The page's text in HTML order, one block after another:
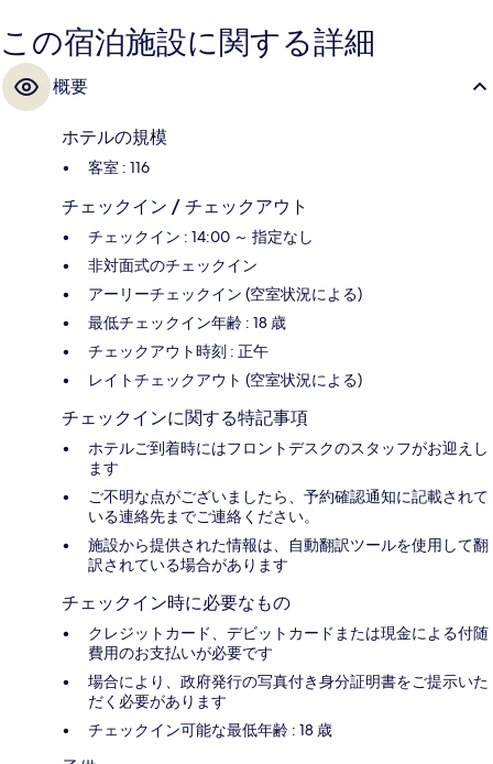
この宿泊施設に関する詳細
概要
ホテルの規模
客室 : 116
チェックイン / チェックアウト
チェックイン : 14:00 ～ 指定なし
非対面式のチェックイン
アーリーチェックイン (空室状況による)
最低チェックイン年齢 : 18 歳
チェックアウト時刻 : 正午
レイトチェックアウト (空室状況による)
チェックインに関する特記事項
ホテルご到着時にはフロントデスクのスタッフがお迎えし
ます
ご不明な点がございましたら、予約確認通知に記載されて
いる連絡先までご連絡ください。
施設から提供された情報は、自動翻訳ツールを使用して翻
訳されている場合があります
チェックイン時に必要なもの
クレジットカード、デビットカードまたは現金による付随
費用のお支払いが必要です
場合により、政府発行の写真付き身分証明書をご提示いた
だく必要があります
チェックイン可能な最低年齢 : 18 歳